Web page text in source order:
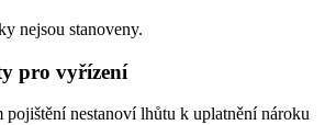
nejsou stanoveny.
pro vyřízení
pojištění nestanoví lhůtu k uplatnění nároku